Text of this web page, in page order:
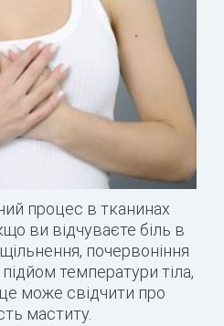
процес в тканинах
ви відчуваєте біль в
почервоніння
температури тіла,
може свідчити про
маститу.